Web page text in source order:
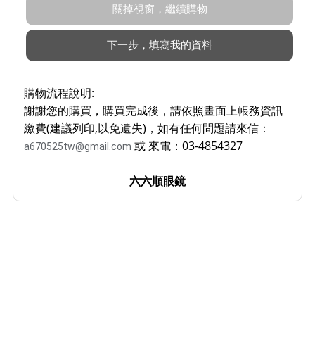
購物流程說明:
謝謝您的購買，購買完成後，請依照畫面上帳務資訊
繳費(建議列印,以免遺失)，如有任何問題請來信：
a670525tw@gmail.com 或 來電：03-4854327
六六順眼鏡